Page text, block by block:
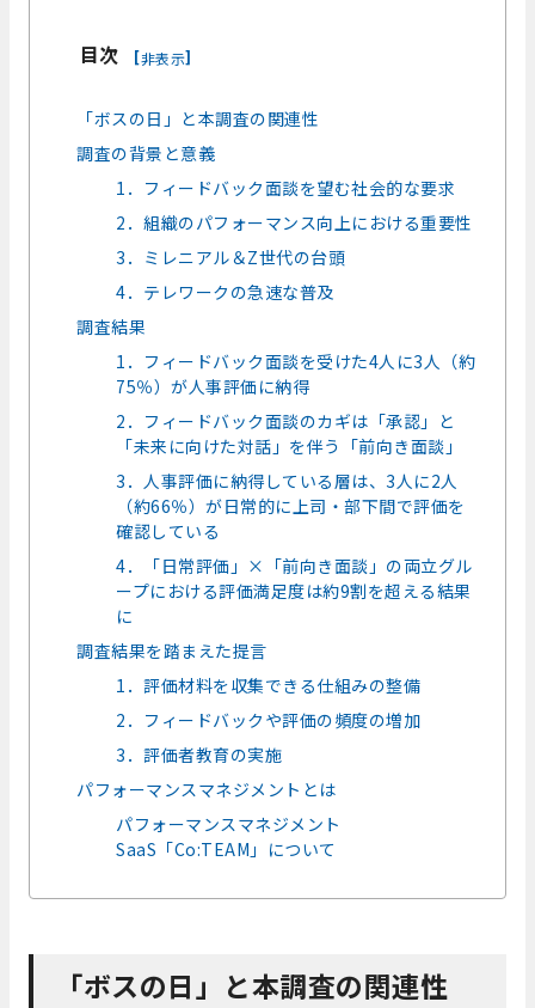
目次 [非表示]
「ボスの日」と本調査の関連性
調査の背景と意義
1．フィードバック面談を望む社会的な要求
2．組織のパフォーマンス向上における重要性
3．ミレニアル＆Z世代の台頭
4．テレワークの急速な普及
調査結果
1．フィードバック面談を受けた4人に3人（約
75％）が人事評価に納得
2．フィードバック面談のカギは「承認」と
「未来に向けた対話」を伴う「前向き面談」
3．人事評価に納得している層は、3人に2人
（約66％）が日常的に上司・部下間で評価を
確認している
4．「日常評価」×「前向き面談」の両立グル
ープにおける評価満足度は約9割を超える結果
に
調査結果を踏まえた提言
1．評価材料を収集できる仕組みの整備
2．フィードバックや評価の頻度の増加
3．評価者教育の実施
パフォーマンスマネジメントとは
パフォーマンスマネジメント
SaaS「Co:TEAM」について
「ボスの日」と本調査の関連性